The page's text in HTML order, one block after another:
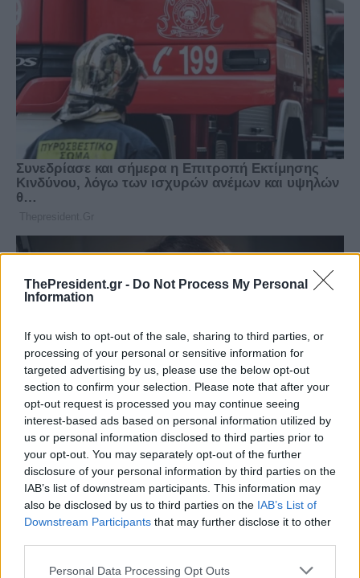
ThePresident.gr - Do Not Process My Personal
Information
If you wish to opt-out of the sale, sharing to third parties, or
processing of your personal or sensitive information for
targeted advertising by us, please use the below opt-out
section to confirm your selection. Please note that after your
opt-out request is processed you may continue seeing
interest-based ads based on personal information utilized by
us or personal information disclosed to third parties prior to
your opt-out. You may separately opt-out of the further
disclosure of your personal information by third parties on the
IAB’s list of downstream participants. This information may
also be disclosed by us to third parties on the IAB’s List of
Downstream Participants that may further disclose it to other
Personal Data Processing Opt Outs